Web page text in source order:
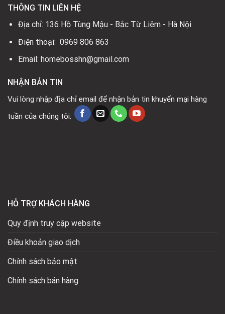
THÔNG TIN LIÊN HỆ
Địa chỉ: 136 Hồ Tùng Mậu - Bắc Từ Liêm - Hà Nội
Điện thoại: 0969 806 863
Email: homebosshn@gmail.com
NHẬN BẢN TIN
Vui lòng nhập địa chỉ email để nhận bản tin khuyến mại hàng
tuần của chúng tôi:
HỖ TRỢ KHÁCH HÀNG
Quy định truy cập website
Điều khoản giao dịch
Chính sách bảo mật
Chính sách bán hàng